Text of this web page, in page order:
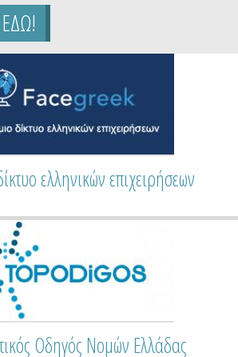
ελληνικών επιχειρήσεων
Οδηγός Νομών Ελλάδας
Οδηγός Ειδικοτήτων Ελλάδας
Νομών & Νησιών της Ελλάδας